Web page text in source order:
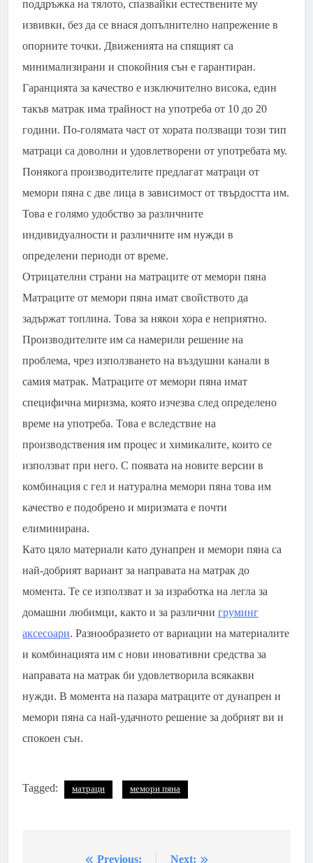
поддръжка на тялото, спазвайки естествените му
извивки, без да се внася допълнително напрежение в
опорните точки. Движенията на спящият са
минимализирани и спокойния сън е гарантиран.
Гаранцията за качество е изключително висока, един
такъв матрак има трайност на употреба от 10 до 20
години. По-голямата част от хората ползващи този тип
матраци са доволни и удовлетворени от употребата му.
Понякога производителите предлагат матраци от
мемори пяна с две лица в зависимост от твърдостта им.
Това е голямо удобство за различните
индивидуалности и различните им нужди в
определени периоди от време.
Отрицателни страни на матраците от мемори пяна
Матраците от мемори пяна имат свойството да
задържат топлина. Това за някои хора е неприятно.
Производителите им са намерили решение на
проблема, чрез използването на въздушни канали в
самия матрак. Матраците от мемори пяна имат
специфична миризма, която изчезва след определено
време на употреба. Това е вследствие на
производствения им процес и химикалите, които се
използват при него. С появата на новите версии в
комбинация с гел и натурална мемори пяна това им
качество е подобрено и миризмата е почти
елиминирана.
Като цяло материали като дунапрен и мемори пяна са
най-добрият вариант за направата на матрак до
момента. Те се използват и за изработка на легла за
домашни любимци, както и за различни груминг
аксесоари. Разнообразието от вариации на материалите
и комбинацията им с нови иновативни средства за
направата на матрак би удовлетворила всякакви
нужди. В момента на пазара матраците от дунапрен и
мемори пяна са най-удачното решение за добрият ви и
спокоен сън.
Tagged: матраци мемори пяна
Previous: Next: